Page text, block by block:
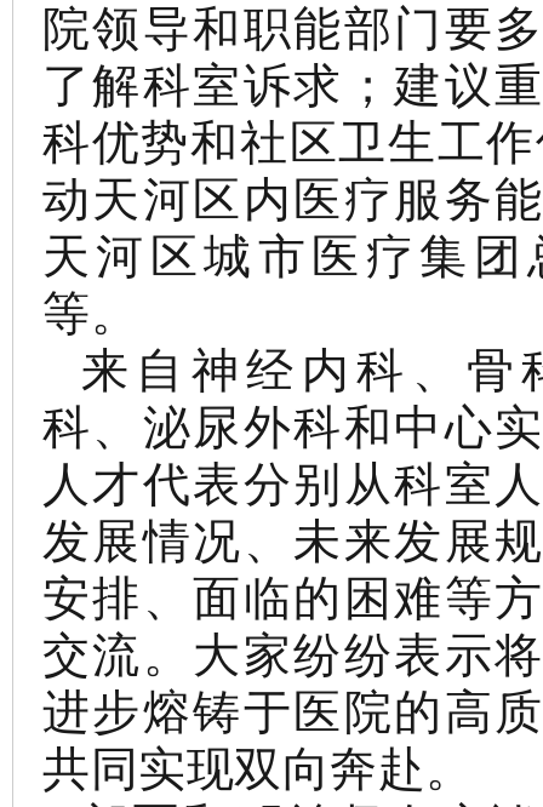
院领导和职能部门要
了解科室诉求；建议
科优势和社区卫生工
动天河区内医疗服务
天河区城市医疗集团
等。
来自神经内科、骨
科、泌尿外科和中心
人才代表分别从科室
发展情况、未来发展
安排、面临的困难等
交流。大家纷纷表示
进步熔铸于医院的高
共同实现双向奔赴。